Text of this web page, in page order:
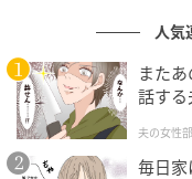
人気
また
話する
夫の女性
毎日